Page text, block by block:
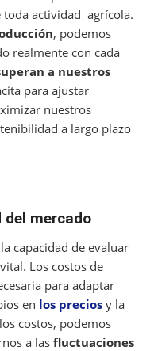
actividad agrícola.
, podemos
realmente con cada
a nuestros
para ajustar
nuestros
a largo plazo
mercado
capacidad de evaluar
Los costos de
para adaptar
en los precios y la
costos, podemos
a las fluctuaciones